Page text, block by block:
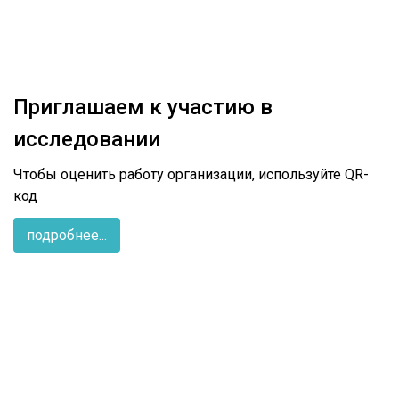
Приглашаем к участию в
исследовании
Чтобы оценить работу организации, используйте QR-
код
подробнее...